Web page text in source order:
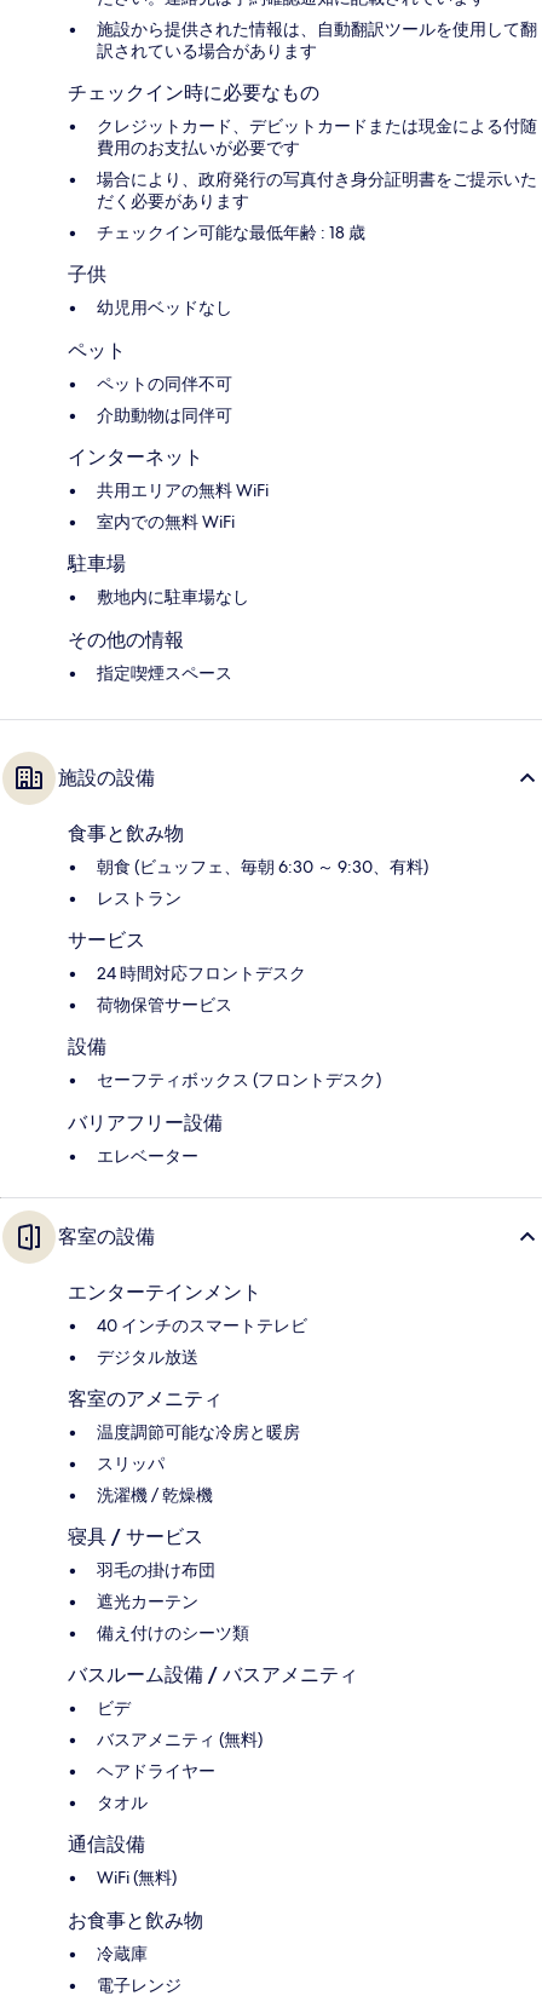
施設から提供された情報は、自動翻訳ツールを使用して翻
訳されている場合があります
チェックイン時に必要なもの
クレジットカード、デビットカードまたは現金による付随
費用のお支払いが必要です
場合により、政府発行の写真付き身分証明書をご提示いた
だく必要があります
チェックイン可能な最低年齢 : 18 歳
子供
幼児用ベッドなし
ペット
ペットの同伴不可
介助動物は同伴可
インターネット
共用エリアの無料 WiFi
室内での無料 WiFi
駐車場
敷地内に駐車場なし
その他の情報
指定喫煙スペース
施設の設備
食事と飲み物
朝食 (ビュッフェ、毎朝 6:30 ～ 9:30、有料)
レストラン
サービス
24 時間対応フロントデスク
荷物保管サービス
設備
セーフティボックス (フロントデスク)
バリアフリー設備
エレベーター
客室の設備
エンターテインメント
40 インチのスマートテレビ
デジタル放送
客室のアメニティ
温度調節可能な冷房と暖房
スリッパ
洗濯機 / 乾燥機
寝具 / サービス
羽毛の掛け布団
遮光カーテン
備え付けのシーツ類
バスルーム設備 / バスアメニティ
ビデ
バスアメニティ (無料)
ヘアドライヤー
タオル
通信設備
WiFi (無料)
お食事と飲み物
冷蔵庫
電子レンジ